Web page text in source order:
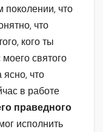
что
что
кого ты
святого
ясно, что
в работе
праведного
исполнить